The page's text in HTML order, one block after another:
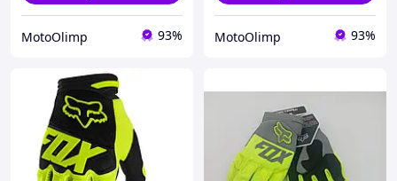
MotoOlimp 93% MotoOlimp 93%